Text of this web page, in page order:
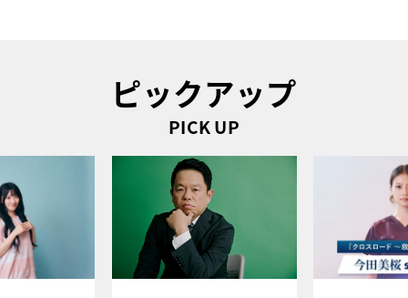
ピックアップ
PICK UP